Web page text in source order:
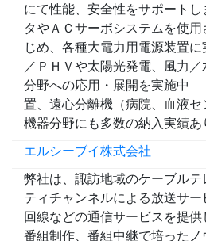
にて性能、安全性をサポート
タやＡＣサーボシステムを使
じめ、各種大電力用電源装置
／ＰＨＶや太陽光発電、風力
分野への応用・展開を実施中
置、遠心分離機（病院、血液
機器分野にも多数の納入実績あ
エルシーブイ株式会社
弊社は、諏訪地域のケーブル
ティチャンネルによる放送サ
回線などの通信サービスを提供
番組制作、番組中継で培った